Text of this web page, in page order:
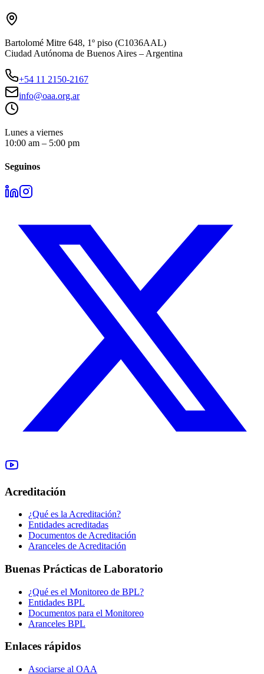
Bartolomé Mitre 648, 1º piso (C1036AAL)
Ciudad Autónoma de Buenos Aires – Argentina
+54 11 2150-2167
info@oaa.org.ar
Lunes a viernes
10:00 am – 5:00 pm
Seguinos
Acreditación
¿Qué es la Acreditación?
Entidades acreditadas
Documentos de Acreditación
Aranceles de Acreditación
Buenas Prácticas de Laboratorio
¿Qué es el Monitoreo de BPL?
Entidades BPL
Documentos para el Monitoreo
Aranceles BPL
Enlaces rápidos
Asociarse al OAA